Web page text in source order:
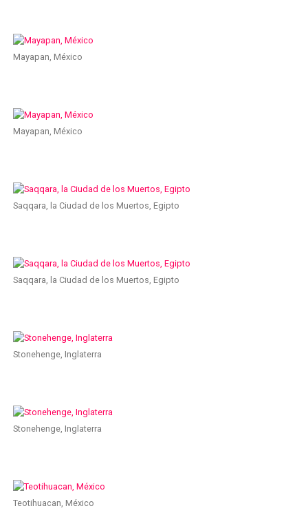
Mayapan, México
Mayapan, México
Saqqara, la Ciudad de los Muertos, Egipto
Saqqara, la Ciudad de los Muertos, Egipto
Stonehenge, Inglaterra
Stonehenge, Inglaterra
Teotihuacan, México